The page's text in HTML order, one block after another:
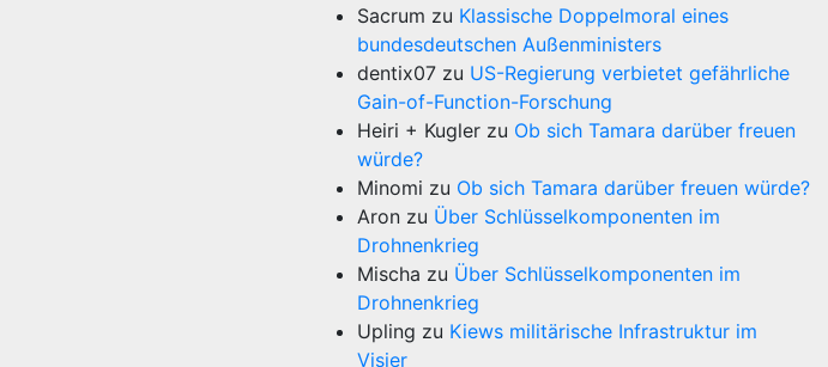
Sacrum zu Klassische Doppelmoral eines
bundesdeutschen Außenministers
dentix07 zu US-Regierung verbietet gefährliche
Gain-of-Function-Forschung
Heiri + Kugler zu Ob sich Tamara darüber freuen
würde?
Minomi zu Ob sich Tamara darüber freuen würde?
Aron zu Über Schlüsselkomponenten im
Drohnenkrieg
Mischa zu Über Schlüsselkomponenten im
Drohnenkrieg
Upling zu Kiews militärische Infrastruktur im
Visier